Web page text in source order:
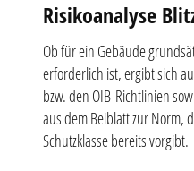
Risikoanalyse
Ob für ein Gebäude
erforderlich ist, ergibt sich
bzw. den OIB-Richtlinien
aus dem Beiblatt zur Norm,
Schutzklasse bereits vorgibt.